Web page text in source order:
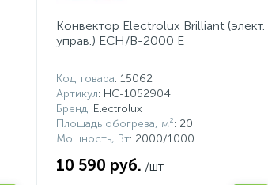
Конвектор Electrolux Brilliant (элект.
управ.) ECH/B-2000 E
Код товара: 15062
Артикул: НС-1052904
Бренд: Electrolux
Площадь обогрева, м²: 20
Мощность, Вт: 2000/1000
10 590 руб. /шт